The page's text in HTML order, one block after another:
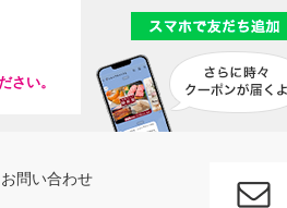
さい。
お問い合わせ